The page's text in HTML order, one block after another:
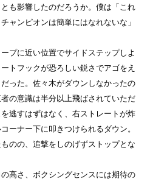
も影響したのだろうか。僕は「これ
ャンピオンは簡単にはなれないな」
プに近い位置でサイドステップしよ
トフックが恐ろしい鋭さでアゴをえ
った。佐々木がダウンしなかったの
の意識は半分以上飛ばされていただ
逃すはずはなく、右ストレートが炸
ーナー下に叩きつけられるダウン。
のの、追撃をしのげずストップとな
高さ、ボクシングセンスには期待の